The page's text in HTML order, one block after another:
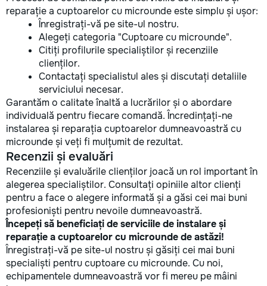
reparație a cuptoarelor cu microunde este simplu și ușor:
Înregistrați-vă pe site-ul nostru.
Alegeți categoria "Cuptoare cu microunde".
Citiți profilurile specialiștilor și recenziile
clienților.
Contactați specialistul ales și discutați detaliile
serviciului necesar.
Garantăm o calitate înaltă a lucrărilor și o abordare
individuală pentru fiecare comandă. Încredințați-ne
instalarea și reparația cuptoarelor dumneavoastră cu
microunde și veți fi mulțumit de rezultat.
Recenzii și evaluări
Recenziile și evaluările clienților joacă un rol important în
alegerea specialiștilor. Consultați opiniile altor clienți
pentru a face o alegere informată și a găsi cei mai buni
profesioniști pentru nevoile dumneavoastră.
Începeți să beneficiați de serviciile de instalare și
reparație a cuptoarelor cu microunde de astăzi!
Înregistrați-vă pe site-ul nostru și găsiți cei mai buni
specialiști pentru cuptoare cu microunde. Cu noi,
echipamentele dumneavoastră vor fi mereu pe mâini